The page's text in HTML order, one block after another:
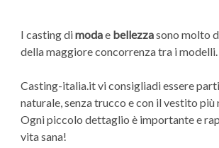
I casting dimodae bellezzasono molto
della maggiore concorrenza tra i modelli.
Casting-italia.it vi consigliadi essere
naturale, senza trucco e con il vestito
Ogni piccolo dettaglio è importante e
vita sana!